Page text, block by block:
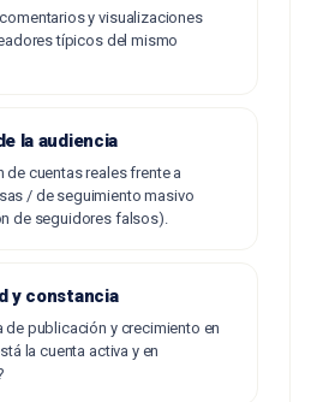
y visualizaciones
típicos del mismo
la audiencia
de cuentas reales frente a
/ de seguimiento masivo
de seguidores falsos).
y constancia
de publicación y crecimiento en
la cuenta activa y en